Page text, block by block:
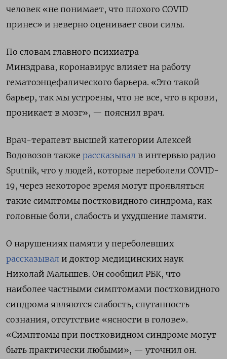
человек «не понимает, что плохого COVID
принес» и неверно оценивает свои силы.
По словам главного психиатра
Минздрава, коронавирус влияет на работу
гематоэнцефалического барьера. «Это такой
барьер, так мы устроены, что не все, что в крови,
проникает в мозг», — пояснил врач.
Врач-терапевт высшей категории Алексей
Водовозов также рассказывал в интервью радио
Sputnik, что у людей, которые переболели COVID-
19, через некоторое время могут проявляться
такие симптомы постковидного синдрома, как
головные боли, слабость и ухудшение памяти.
О нарушениях памяти у переболевших
рассказывал и доктор медицинских наук
Николай Малышев. Он сообщил РБК, что
наиболее частными симптомами постковидного
синдрома являются слабость, спутанность
сознания, отсутствие «ясности в голове».
«Симптомы при постковидном синдроме могут
быть практически любыми», — уточнил он.